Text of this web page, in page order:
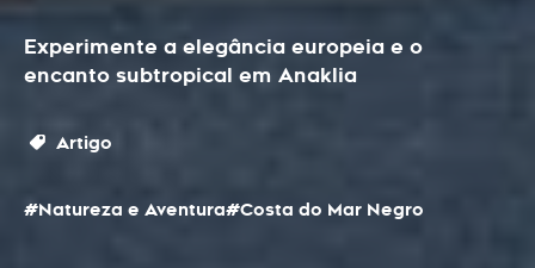
Experimente a elegância europeia e o
encanto subtropical em Anaklia
Artigo
#Natureza e Aventura#Costa do Mar Negro